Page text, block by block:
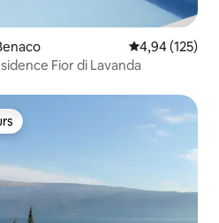
Évaluation
4,94 (125)
Fior di Lavanda
plus appréciés